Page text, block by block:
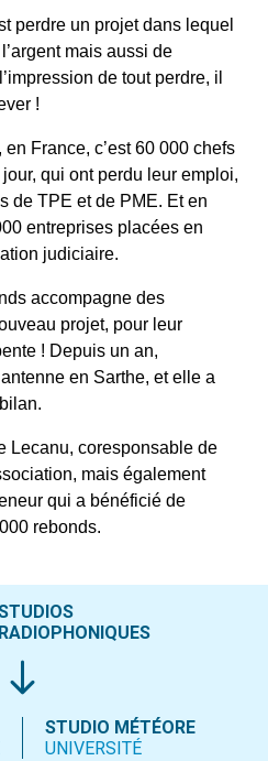
perdre un projet dans lequel
mais aussi de
de tout perdre, il
!
France, c’est 60 000 chefs
qui ont perdu leur emploi,
de TPE et de PME. Et en
entreprises placées en
judiciaire.
accompagne des
projet, pour leur
! Depuis un an,
en Sarthe, et elle a
Lecanu, coresponsable de
mais également
qui a bénéficié de
rebonds.
RADIOPHONIQUES
STUDIO MÉTÉORE
UNIVERSITÉ